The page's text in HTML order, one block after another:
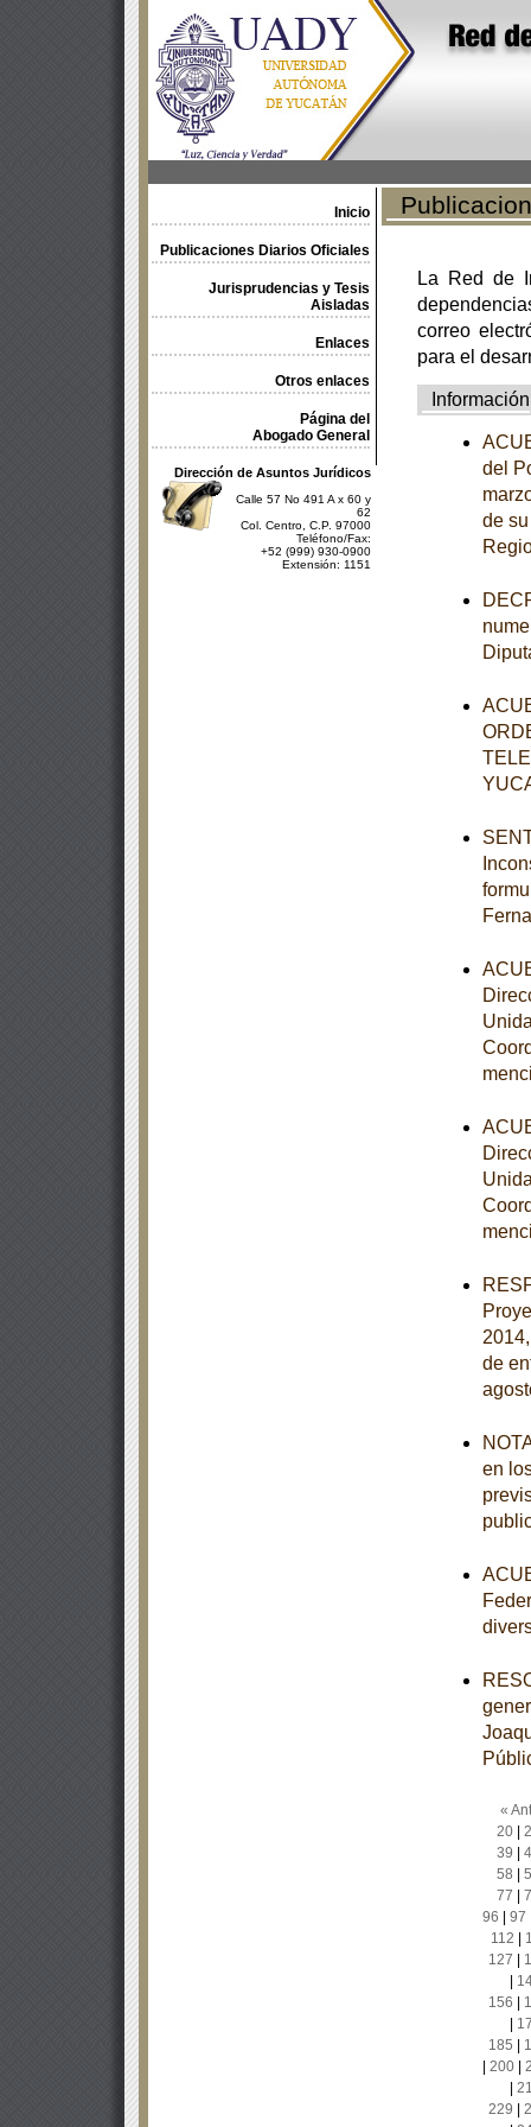
Inicio
Publicaciones Diarios Oficiales
Jurisprudencias y Tesis
Aisladas
Enlaces
Otros enlaces
Página del
Abogado General
Dirección de Asuntos Jurídicos
Calle 57 No 491 A x 60 y
62
Col. Centro, C.P. 97000
Teléfono/Fax:
+52 (999) 930-0900
Extensión: 1151
La Red de
correo
para el
Información
del
de
de
en
«
20|
39
58
77
96
97
112
127
156
185
200|
229